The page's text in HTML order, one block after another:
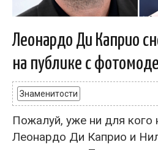
Леонардо Ди Каприо
на публике с
Знаменитости
Пожалуй, уже ни для кого
Леонардо Ди Каприо и